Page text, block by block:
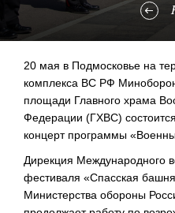
20 мая в Подмосковье на
комплекса ВС РФ
площади Главного храма
Федерации (ГХВС)
концерт программы
Дирекция Международного
фестиваля «Спасская
Министерства обороны